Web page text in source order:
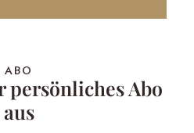
ABO
persönliches Abo
aus